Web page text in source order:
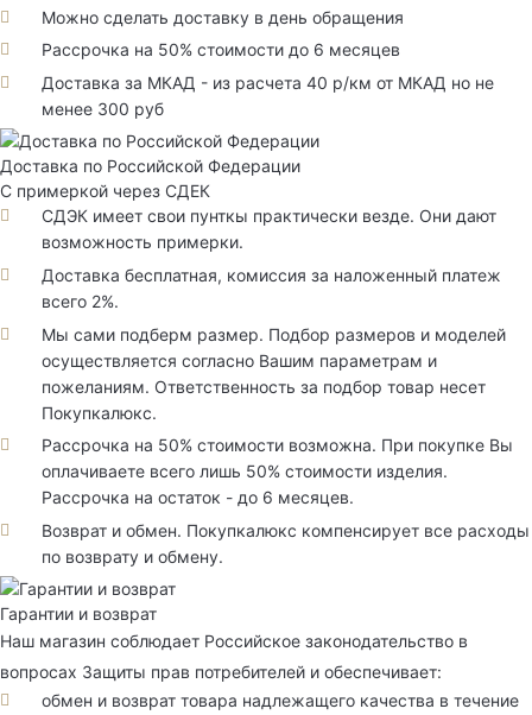
Можно сделать доставку в день обращения
Рассрочка на 50% стоимости до 6 месяцев
Доставка за МКАД - из расчета 40 р/км от МКАД но не
менее 300 руб
Доставка по Российской Федерации
С примеркой через СДЕК
СДЭК имеет свои пунткы практически везде. Они дают
возможность примерки.
Доставка бесплатная, комиссия за наложенный платеж
всего 2%.
Мы сами подберм размер. Подбор размеров и моделей
осуществляется согласно Вашим параметрам и
пожеланиям. Ответственность за подбор товар несет
Покупкалюкс.
Рассрочка на 50% стоимости возможна. При покупке Вы
оплачиваете всего лишь 50% стоимости изделия.
Рассрочка на остаток - до 6 месяцев.
Возврат и обмен. Покупкалюкс компенсирует все расходы
по возврату и обмену.
Гарантии и возврат
Наш магазин соблюдает Российское законодательство в
вопросах Защиты прав потребителей и обеспечивает:
обмен и возврат товара надлежащего качества в течение